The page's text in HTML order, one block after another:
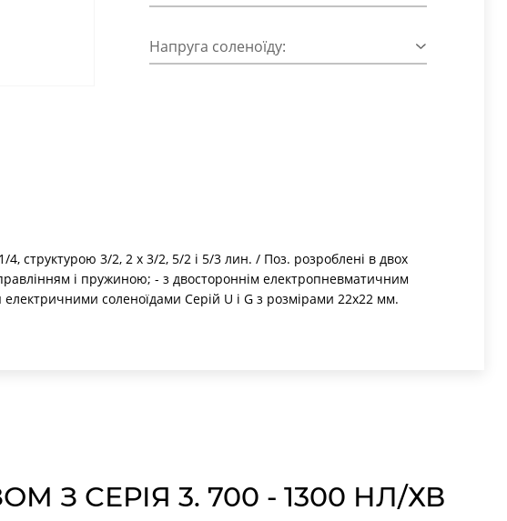
Напруга соленоїду:
4, структурою 3/2, 2 x 3/2, 5/2 і 5/3 лин. / Поз. розроблені в двох
і пружиною; - з двостороннім електропневматичним
соленоїдами Серій U і G з розмірами 22х22 мм.
Розподільники з пневматичним керуванням структури 3/2
KW-334D
Манжета поршня – 2 шт.
З СЕРІЯ 3. 700 - 1300 НЛ/ХВ